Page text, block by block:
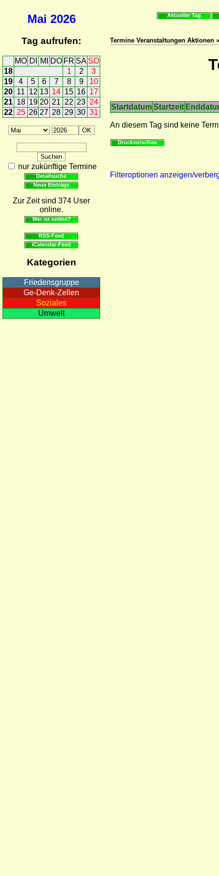
Mai 2026
Tag aufrufen:
MO DI MI DO FR SA SO
18
1 2
3
19
4 5 6 7 8 9
10
20 11 12 13 14 15 16 17
21 18 19 20 21 22 23 24
22 25 26 27 28 29 30 31
nur zukünftige Termine
Detailsuche
Neue Einträge
Zur Zeit sind 374 User
online.
Wer ist online?
RSS-Feed
iCalendar-Feed
Kategorien
Friedensgruppe
Ge-Denk-Zellen
Soziales
Umwelt
Aktueller Tag
Termine Veranstaltungen Aktionen
StartdatumStartzeit
An diesem Tag sind keine
Druckvorschau
Filteroptionen anzeigen/